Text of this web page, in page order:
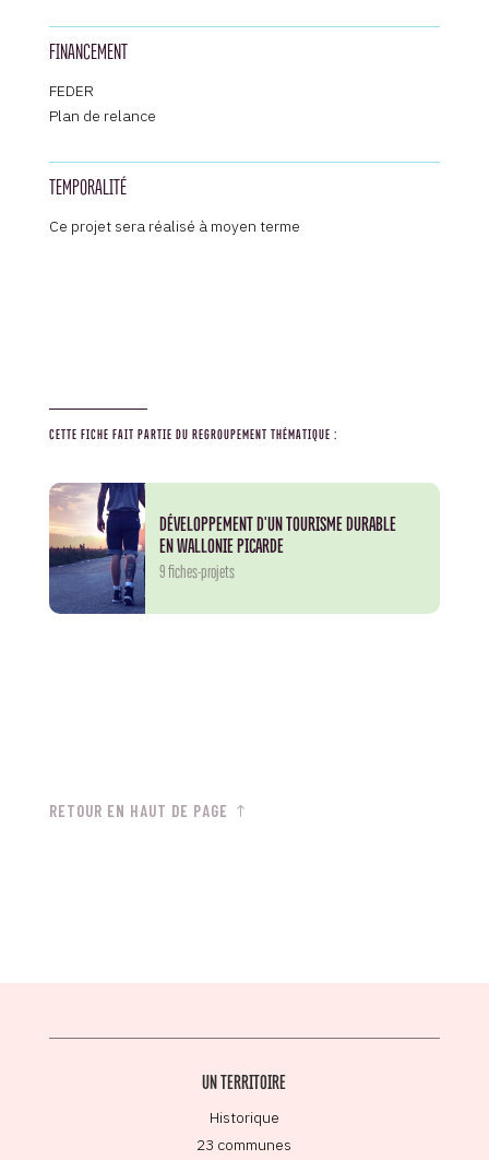
FINANCEMENT
FEDER
Plan de relance
TEMPORALITÉ
Ce projet sera réalisé à moyen terme
CETTE FICHE FAIT PARTIE DU REGROUPEMENT THÉMATIQUE :
DÉVELOPPEMENT D'UN TOURISME DURABLE
EN WALLONIE PICARDE
9 fiches-projets
RETOUR EN HAUT DE PAGE
UN TERRITOIRE
Historique
23 communes